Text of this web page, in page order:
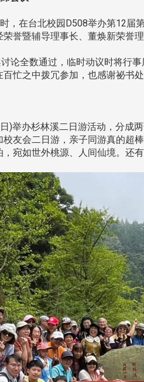
，在台北校园D508举办第12届
誉暨辅导理事长、董焕新荣誉理
论全数通过，临时动议时将行
忙之中拨冗参加，也感谢祕书处
)举办杉林溪二日游活动，分成
友会二日游，亲子同游真的超
宛如世外桃源、人间仙境。还